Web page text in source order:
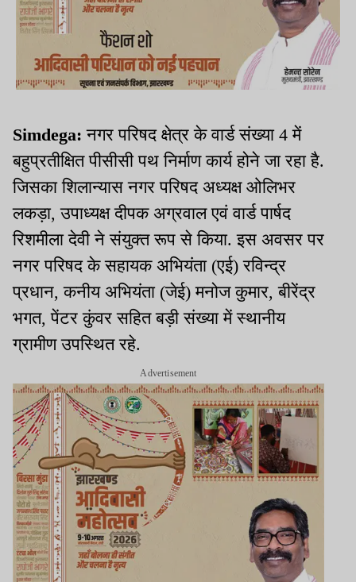
Simdega:नगर परिषद क्षेत्र के वार्ड संख्या 4 में
बहुप्रतीक्षित पीसीसी पथ निर्माण कार्य होने जा रहा है.
जिसका शिलान्यास नगर परिषद अध्यक्ष ओलिभर
लकड़ा, उपाध्यक्ष दीपक अग्रवाल एवं वार्ड पार्षद
रिशमीला देवी ने संयुक्त रूप से किया. इस अवसर पर
नगर परिषद के सहायक अभियंता (एई) रविन्द्र
प्रधान, कनीय अभियंता (जेई) मनोज कुमार, बीरेंद्र
भगत, पेंटर कुंवर सहित बड़ी संख्या में स्थानीय
ग्रामीण उपस्थित रहे.
Advertisement